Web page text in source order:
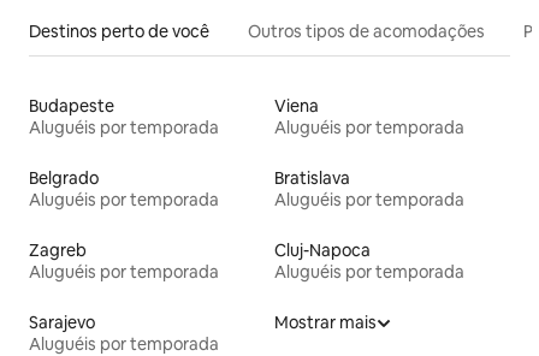
Destinos perto de você Outros tipos de acomodações
Budapeste
Aluguéis por temporada
Viena
Aluguéis por temporada
Belgrado
Aluguéis por temporada
Bratislava
Aluguéis por temporada
Zagreb
Aluguéis por temporada
Cluj-Napoca
Aluguéis por temporada
Sarajevo
Aluguéis por temporada
Mostrar mais